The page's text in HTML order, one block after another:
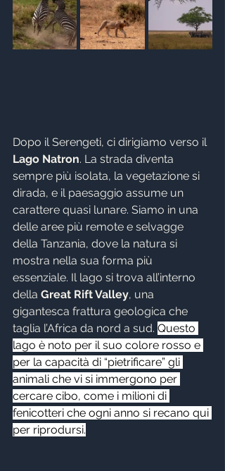
Dopo il Serengeti, ci dirigiamo verso il
Lago Natron. La strada diventa
sempre più isolata, la vegetazione si
dirada, e il paesaggio assume un
carattere quasi lunare. Siamo in una
delle aree più remote e selvagge
della Tanzania, dove la natura si
mostra nella sua forma più
essenziale. Il lago si trova all’interno
della Great Rift Valley, una
gigantesca frattura geologica che
taglia l’Africa da nord a sud. Questo
lago è noto per il suo colore rosso e
per la capacità di “pietrificare” gli
animali che vi si immergono per
cercare cibo, come i milioni di
fenicotteri che ogni anno si recano qui
per riprodursi.